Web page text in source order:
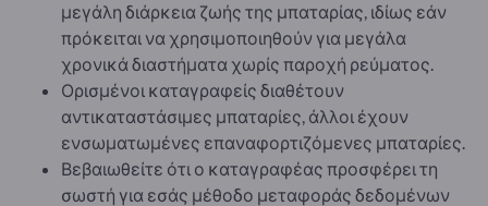
μεγάλη διάρκεια ζωής της μπαταρίας, ιδίως εάν
πρόκειται να χρησιμοποιηθούν για μεγάλα
χρονικά διαστήματα χωρίς παροχή ρεύματος.
Ορισμένοι καταγραφείς διαθέτουν
αντικαταστάσιμες μπαταρίες, άλλοι έχουν
ενσωματωμένες επαναφορτιζόμενες μπαταρίες.
Βεβαιωθείτε ότι ο καταγραφέας προσφέρει τη
σωστή για εσάς μέθοδο μεταφοράς δεδομένων